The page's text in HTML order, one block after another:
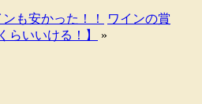
も安かった！！
ワインの賞
らいいける！】
»